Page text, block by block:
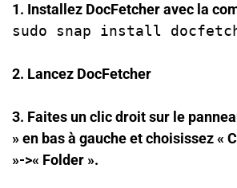
1. Installez DocFetcher avec la
sudo snap install
2. Lancez DocFetcher
3. Faites un clic droit sur le
» en bas à gauche et choisissez «
»->« Folder ».